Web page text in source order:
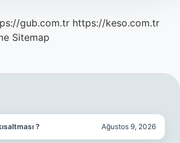
gub.com.tr https://keso.com.tr
Sitemap
? Ağustos 9, 2026